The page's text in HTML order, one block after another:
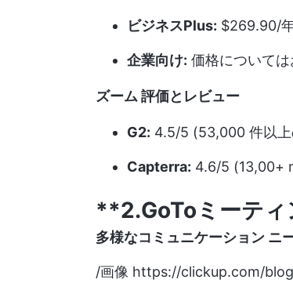
ビジネスPlus: $269.90/
企業向け: 価格については
ズーム 評価とレビュー
G2: 4.5/5 (53,000 件以上
Capterra: 4.6/5 (13,00+
**2.GoToミーティ
多様なコミュニケーション ニ
/画像 https://clickup.com/